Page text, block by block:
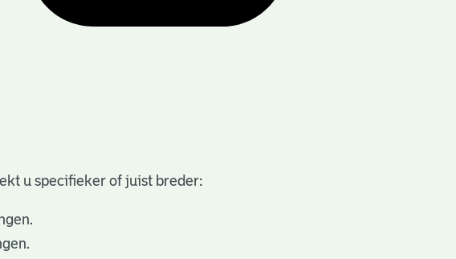
u specifieker of juist breder: